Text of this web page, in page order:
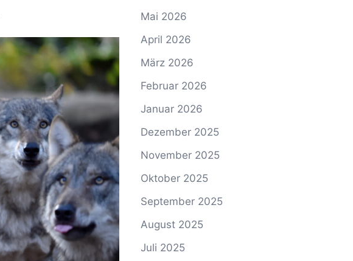
Mai 2026
April 2026
März 2026
Februar 2026
Januar 2026
Dezember 2025
November 2025
Oktober 2025
September 2025
August 2025
Juli 2025